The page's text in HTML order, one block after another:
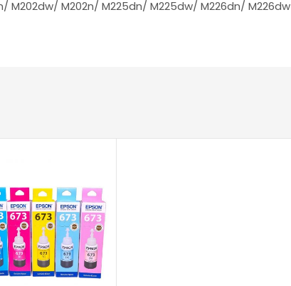
M202dw/ M202n/ M225dn/ M225dw/ M226dn/ M226dw